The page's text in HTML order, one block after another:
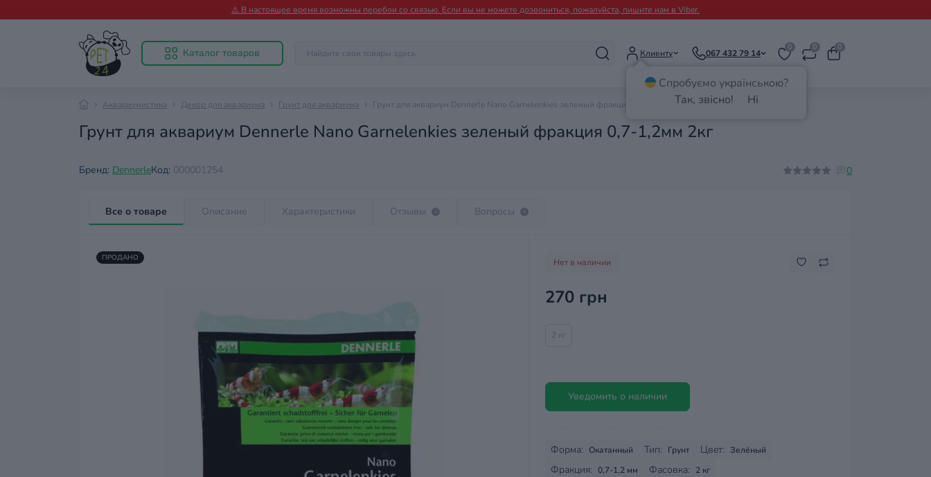
⚠️ В настоящее время возможны перебои со связью. Если вы не можете дозвониться, пожалуйста, пишите нам в Viber.
Каталог товаров Клиенту 067 432 79 14
0 0 0
Аквариумистика Декор для аквариума Грунт для аквариума Грунт для аквариум Dennerle Nano Garnelenkies зеленый фракция 0,7-1,2мм 2кг
Грунт для аквариум Dennerle Nano Garnelenkies зеленый фракция 0,7-1,2мм 2кг
Бренд: DennerleКод: 000001254 0
Все о товаре Описание Характеристики Отзывы Вопросы
ПРОДАНО Нет в наличии
270 грн
2 кг
Уведомить о наличии
Форма: Окатанный Тип: Грунт Цвет: Зелёный
Фракция: 0,7-1,2 мм Фасовка: 2 кг
Спробуємо українською?
Так, звісно!
Ні